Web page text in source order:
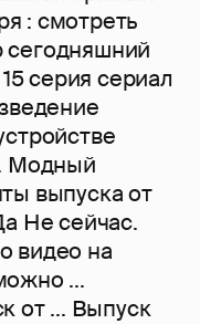
: смотреть
серия сериал
Модный
выпуска от
Не сейчас.
видео на
...
от ... Выпуск